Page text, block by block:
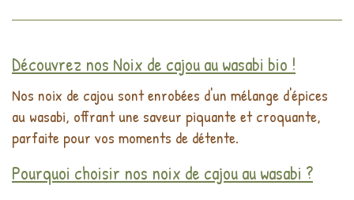
Découvrez nos Noix de cajou au wasabi bio !
Nos noix de cajou sont enrobées d'un mélange d'épices
au wasabi, offrant une saveur piquante et croquante,
parfaite pour vos moments de détente.
Pourquoi choisir nos noix de cajou au wasabi ?